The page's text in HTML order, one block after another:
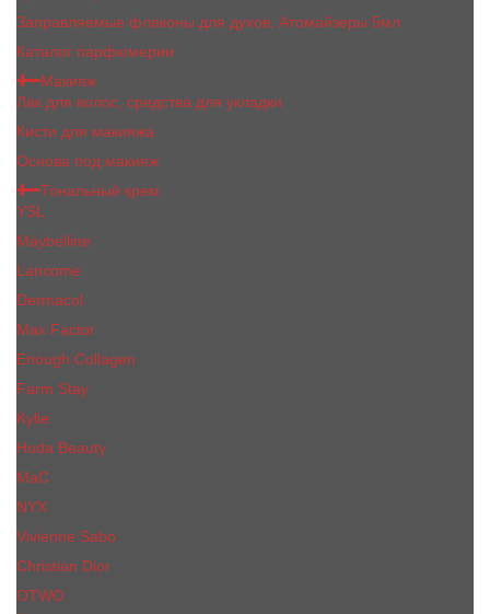
Заправляемые флаконы для духов, Атомайзеры 5мл
Каталог парфюмерии
Макияж
Лак для волос, средства для укладки
Кисти для макияжа
Основа под макияж
Тональный крем
YSL
Maybelline
Lancome
Dermacol
Max Factor
Enough Collagen
Farm Stay
Kylie
Huda Beauty
МаС
NYX
Vivienne Sabo
Сhristiаn Diоr
OTWO